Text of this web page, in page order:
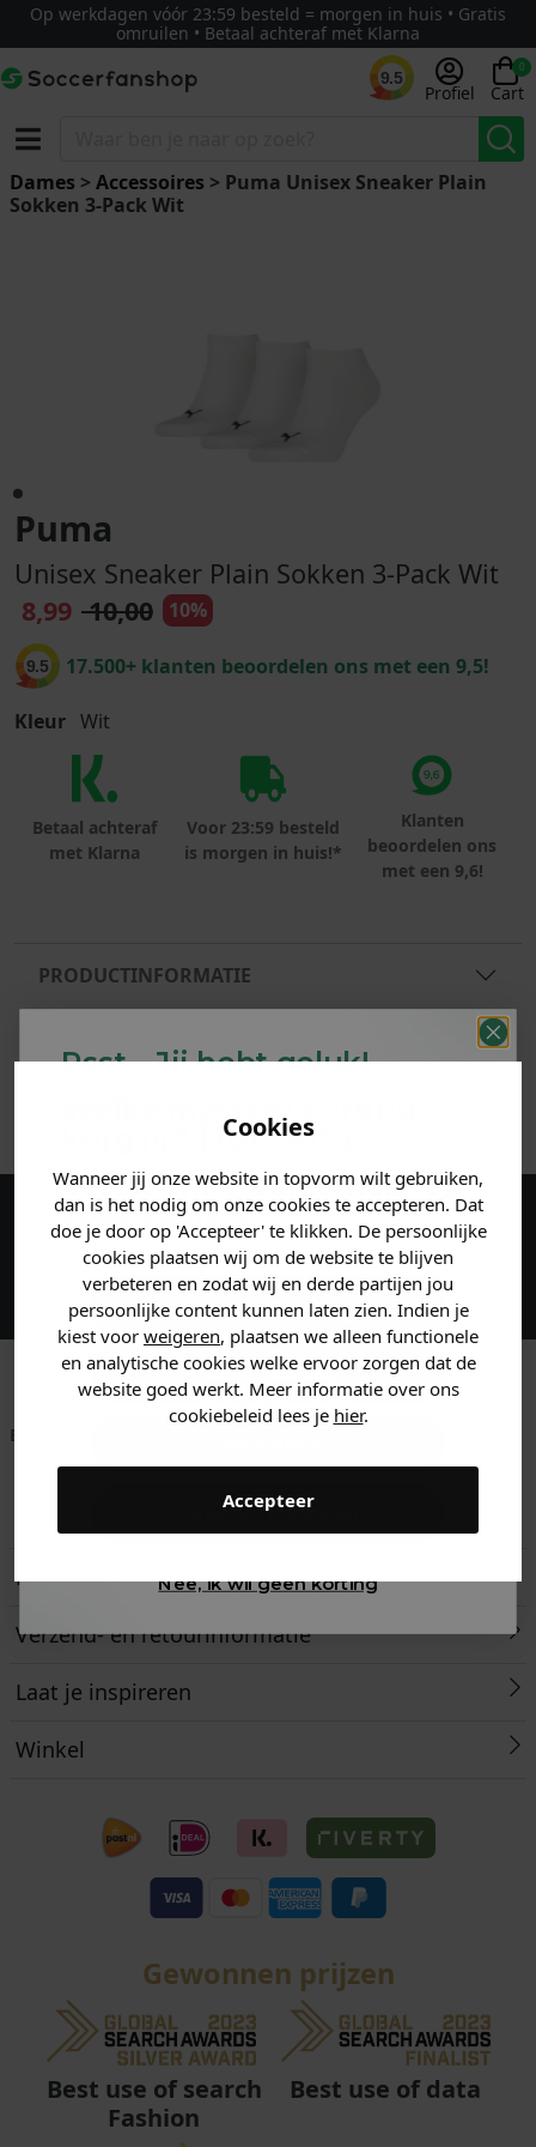
Cookies
Wanneer jij onze website in topvorm wilt gebruiken,
dan is het nodig om onze cookies te accepteren. Dat
doe je door op 'Accepteer' te klikken. De persoonlijke
cookies plaatsen wij om de website te blijven
verbeteren en zodat wij en derde partijen jou
persoonlijke content kunnen laten zien. Indien je
kiest voor weigeren, plaatsen we alleen functionele
en analytische cookies welke ervoor zorgen dat de
website goed werkt. Meer informatie over ons
cookiebeleid lees je hier.
Accepteer
Op werkdagen vóór 23:59 besteld = morgen in huis • Gratis
omruilen • Betaal achteraf met Klarna
9.5
Profiel
0
Cart
Dames >Accessoires > Puma Unisex Sneaker Plain
Sokken 3-Pack Wit
Puma
Unisex Sneaker Plain Sokken 3-Pack Wit
8,99 10,00 10%
9.5 17.500+ klanten beoordelen ons met een 9,5!
Kleur Wit
Betaal achteraf
met Klarna
Voor 23:59 besteld
is morgen in huis!*
Klanten
beoordelen ons
met een 9,6!
PRODUCTINFORMATIE
Maak een account aan en ontvang 5%
korting op je eerste bestelling!
Betaal achteraf met
Voor 23:59 besteld
Retourneren
Verzend- en retourinformatie
Laat je inspireren
Winkel
Gewonnen prijzen
Best use of search
Fashion
Best use of data
Psst... Jij hebt geluk!
Welke mystery
krijg jij? (Tot-30%
Vertel ons waar je naar op
zoek bent. 👇
Heren kleding
Dames kleding
Gewoon rondkijken
Nee, ik wil geen korting